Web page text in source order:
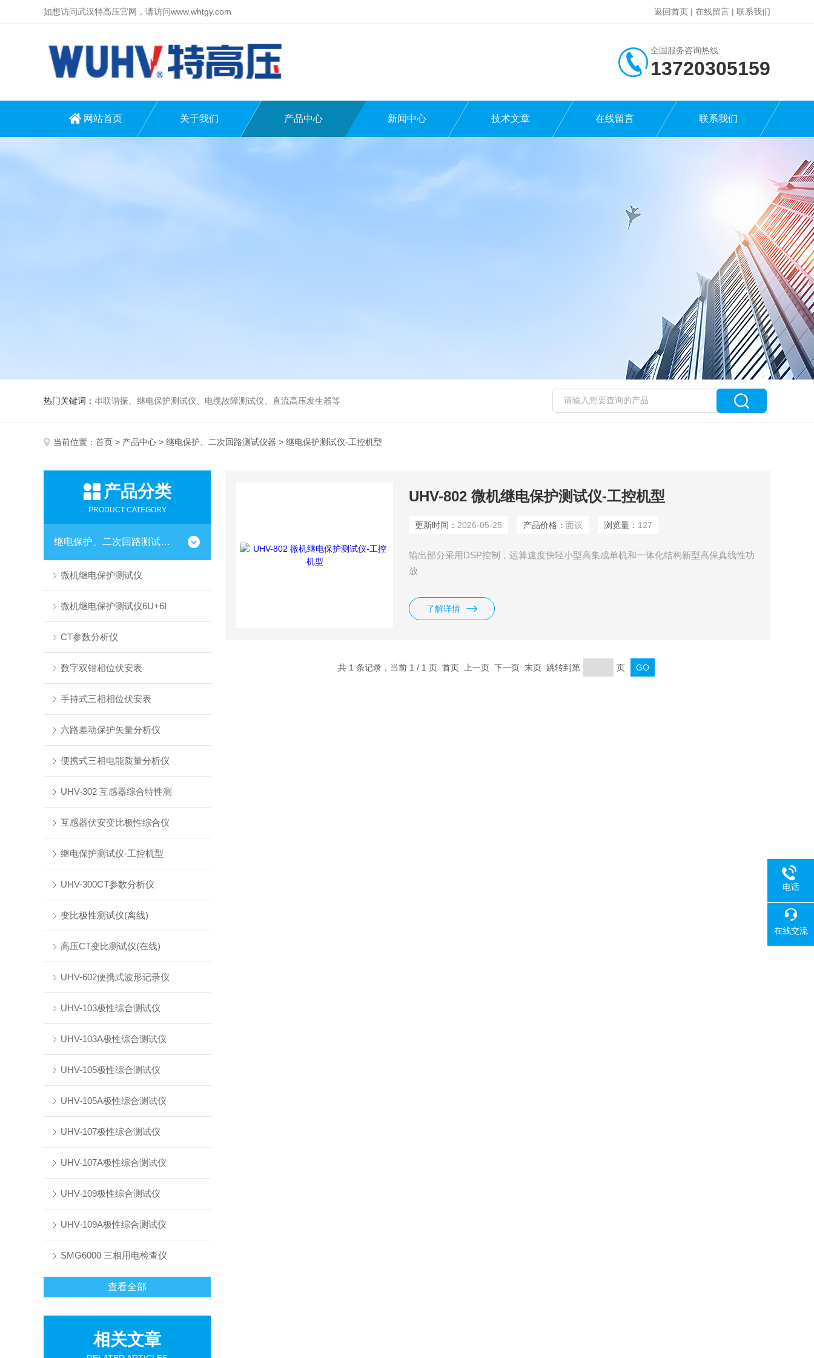
如想访问武汉特高压官网，请访问www.whtgy.com 返回首页 | 在线留言 | 联系我们
全国服务咨询热线:
13720305159
网站首页 关于我们 产品中心 新闻中心 技术文章 在线留言 联系我们
热门关键词： 串联谐振、继电保护测试仪、电缆故障测试仪、直流高压发生器等
当前位置： 首页 > 产品中心 > 继电保护、二次回路测试仪器 > 继电保护测试仪-工控机型
产品分类
PRODUCT CATEGORY
继电保护、二次回路测试仪器
微机继电保护测试仪
微机继电保护测试仪6U+6I
CT参数分析仪
数字双钳相位伏安表
手持式三相相位伏安表
六路差动保护矢量分析仪
便携式三相电能质量分析仪
UHV-302 互感器综合特性测
互感器伏安变比极性综合仪
继电保护测试仪-工控机型
UHV-300CT参数分析仪
变比极性测试仪(离线)
高压CT变比测试仪(在线)
UHV-602便携式波形记录仪
UHV-103极性综合测试仪
UHV-103A极性综合测试仪
UHV-105极性综合测试仪
UHV-105A极性综合测试仪
UHV-107极性综合测试仪
UHV-107A极性综合测试仪
UHV-109极性综合测试仪
UHV-109A极性综合测试仪
SMG6000 三相用电检查仪
查看全部
相关文章
UHV-802 微机继电保护测试仪-工控机型
更新时间： 2026-05-25 产品价格：面议 浏览量： 127
输出部分采用DSP控制，运算速度快轻小型高集成单机和一体化结构新型高保真线性功
放
了解详情
共 1 条记录，当前 1 / 1 页 首页 上一页 下一页 末页 跳转到第 页
电话
在线交流